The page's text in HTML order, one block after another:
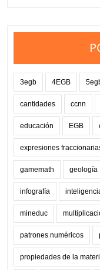
3egb 4EGB
cantidades ccnn
educación EGB
expresiones
gamemath geología
infografía
mineduc
patrones numéricos
propiedades de la